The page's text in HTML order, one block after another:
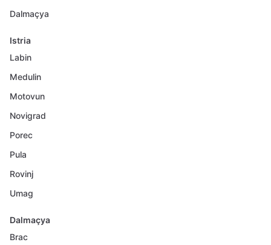
Dalmaçya
Istria
Labin
Medulin
Motovun
Novigrad
Porec
Pula
Rovinj
Umag
Dalmaçya
Brac